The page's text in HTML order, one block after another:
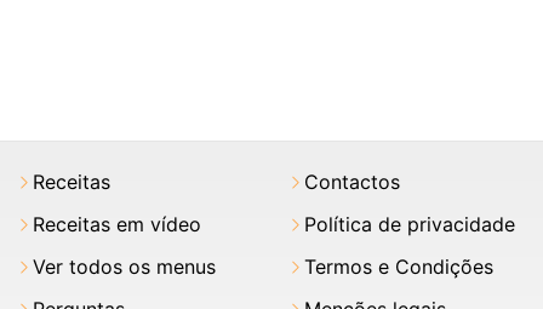
Receitas
Receitas em vídeo
Ver todos os menus
Contactos
Política de privacidade
Termos e Condições